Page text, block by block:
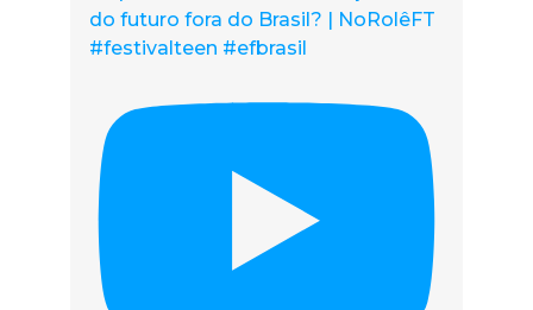
do futuro fora do Brasil? | NoRolêFT
#festivalteen #efbrasil